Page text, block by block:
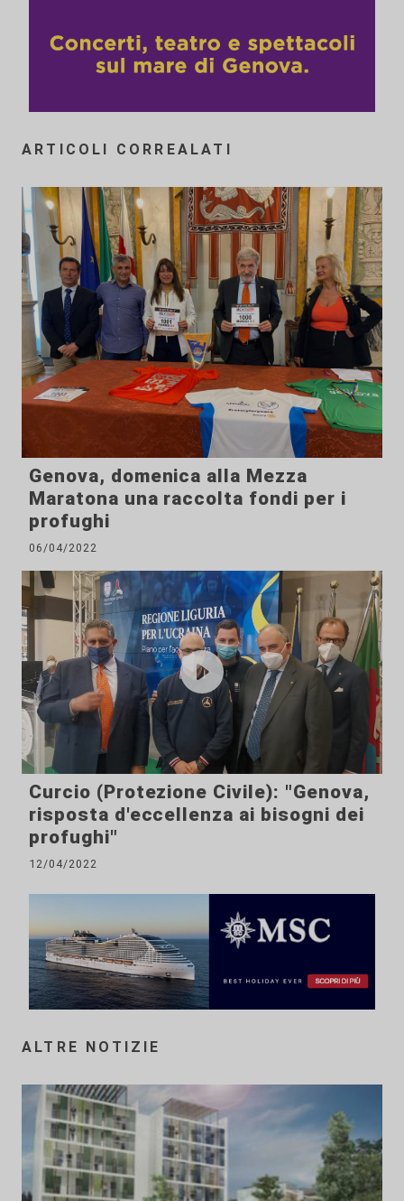
ARTICOLI CORREALATI
Genova, domenica alla Mezza
Maratona una raccolta fondi per i
profughi
06/04/2022
Curcio (Protezione Civile): "Genova,
risposta d'eccellenza ai bisogni dei
profughi"
12/04/2022
ALTRE NOTIZIE